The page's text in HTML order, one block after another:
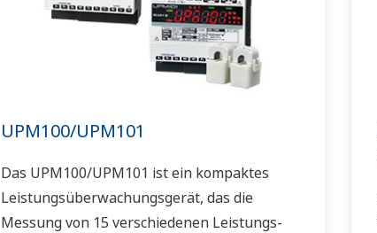
UPM100/UPM101
Das UPM100/UPM101 ist ein kompaktes
Leistungsüberwachungsgerät, das die
Messung von 15 verschiedenen Leistungs-